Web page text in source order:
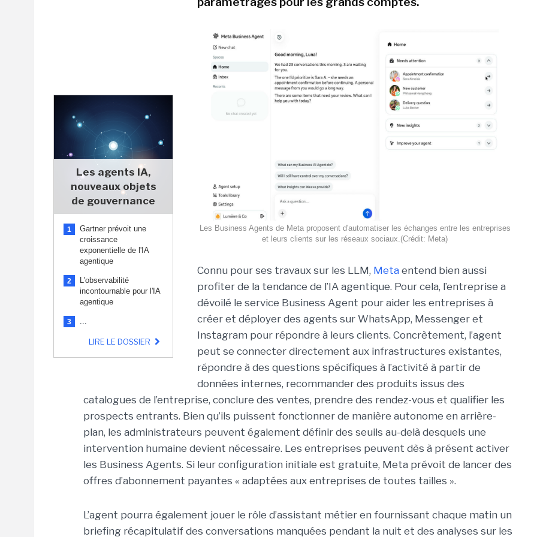
Les agents IA,
nouveaux objets
de gouvernance
1
Gartner prévoit une
croissance
exponentielle de l'IA
agentique
2
L'observabilité
incontournable pour l'IA
agentique
3 ...
LIRE LE DOSSIER
Les Business Agents de Meta proposent d'automatiser les échanges entre les entreprises
et leurs clients sur les réseaux sociaux.(Crédit: Meta)
Connu pour ses travaux sur les LLM, Meta entend bien aussi
profiter de la tendance de l’IA agentique. Pour cela, l’entreprise a
dévoilé le service Business Agent pour aider les entreprises à
créer et déployer des agents sur WhatsApp, Messenger et
Instagram pour répondre à leurs clients. Concrètement, l’agent
peut se connecter directement aux infrastructures existantes,
répondre à des questions spécifiques à l’activité à partir de
données internes, recommander des produits issus des
catalogues de l’entreprise, conclure des ventes, prendre des rendez-vous et qualifier les
prospects entrants. Bien qu’ils puissent fonctionner de manière autonome en arrière-
plan, les administrateurs peuvent également définir des seuils au-delà desquels une
intervention humaine devient nécessaire. Les entreprises peuvent dès à présent activer
les Business Agents. Si leur configuration initiale est gratuite, Meta prévoit de lancer des
offres d’abonnement payantes « adaptées aux entreprises de toutes tailles ».
L’agent pourra également jouer le rôle d’assistant métier en fournissant chaque matin un
briefing récapitulatif des conversations manquées pendant la nuit et des analyses sur les